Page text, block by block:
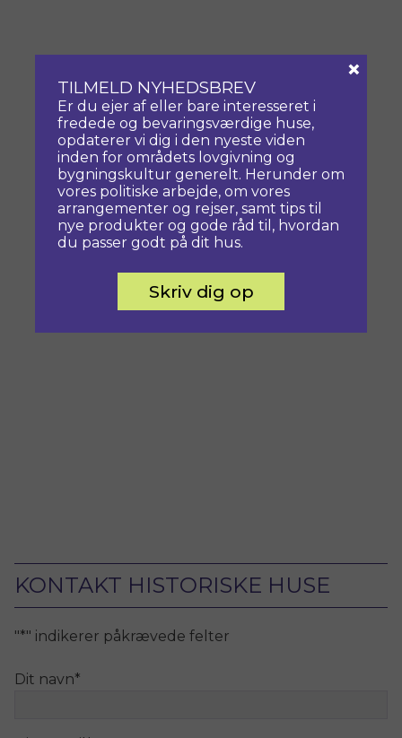
KONTAKT HISTORISKE HUSE
"*" indikerer påkrævede felter
Dit navn*
TILMELD NYHEDSBREV
Er du ejer af eller bare interesseret i
fredede og bevaringsværdige huse,
opdaterer vi dig i den nyeste viden
inden for områdets lovgivning og
bygningskultur generelt. Herunder om
vores politiske arbejde, om vores
arrangementer og rejser, samt tips til
nye produkter og gode råd til, hvordan
du passer godt på dit hus.
Skriv dig op
×